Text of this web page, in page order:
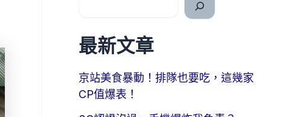
最新文章
京站美食暴動！排隊也要吃，這幾家
CP值爆表！